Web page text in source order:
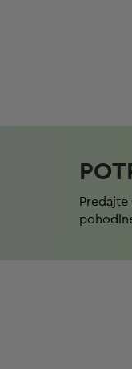
Predajte